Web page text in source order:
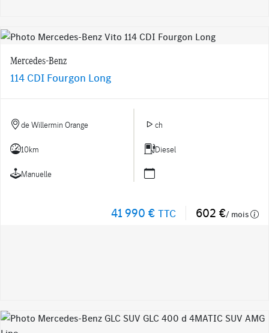
Mercedes-Benz
114 CDI Fourgon Long
de Willermin Orange ch
10km Diesel
Manuelle
41 990 € TTC 602 €/ mois